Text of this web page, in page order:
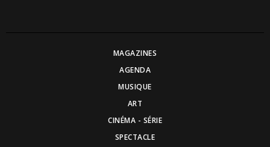
MAGAZINES
AGENDA
MUSIQUE
ART
CINÉMA - SÉRIE
SPECTACLE